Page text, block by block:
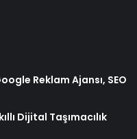
Reklam Ajansı, SEO
Dijital Taşımacılık